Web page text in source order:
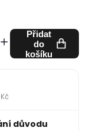
Přidat
do
košíku
důvodu